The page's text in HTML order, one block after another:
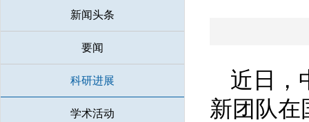
新闻头条
要闻
科研进展
学术活动
近日，
新团队在